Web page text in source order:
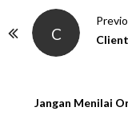
C
Jangan Menilai